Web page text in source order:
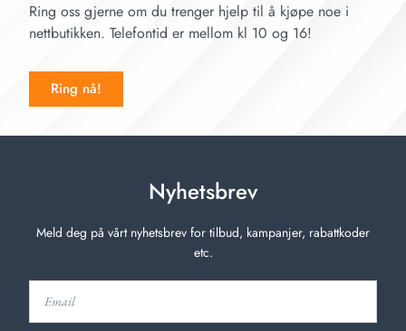
Ring oss gjerne om du trenger hjelp til å kjøpe noe i
nettbutikken. Telefontid er mellom kl 10 og 16!
Ring nå!
Nyhetsbrev
Meld deg på vårt nyhetsbrev for tilbud, kampanjer, rabattkoder
etc.